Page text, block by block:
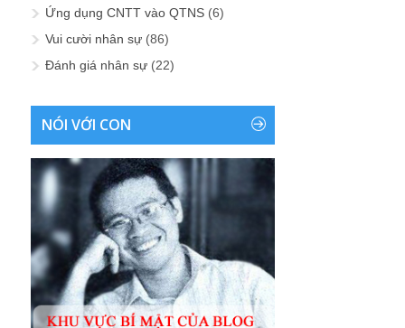
Ứng dụng CNTT vào QTNS (6)
Vui cười nhân sự (86)
Đánh giá nhân sự (22)
NÓI VỚI CON